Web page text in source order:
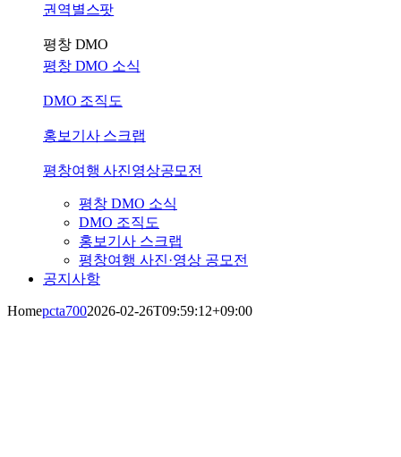
권역별스팟
평창 DMO
평창 DMO 소식
DMO 조직도
홍보기사 스크랩
평창여행 사진영상공모전
평창 DMO 소식
DMO 조직도
홍보기사 스크랩
평창여행 사진·영상 공모전
공지사항
Homepcta7002026-02-26T09:59:12+09:00